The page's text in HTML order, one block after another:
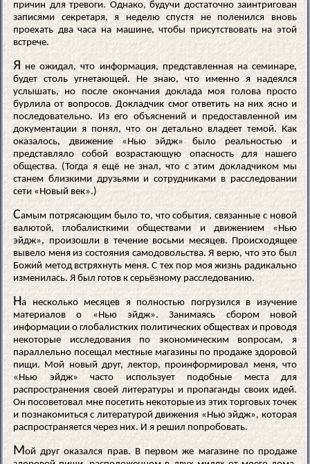
причин для тревоги. Однако, будучи достаточно заинтригован
записями секретаря, я неделю спустя не поленился вновь
проехать два часа на машине, чтобы присутствовать на этой
встрече.
Я
не ожидал, что информация, представленная на семинаре,
будет столь угнетающей. Не знаю, что именно я надеялся
услышать, но после окончания доклада моя голова просто
бурлила от вопросов. Докладчик смог ответить на них ясно и
последовательно. Из его объяснений и предоставленной им
документации я понял, что он детально владеет темой. Как
оказалось, движение «Нью эйдж» было реальностью и
представляло собой возрастающую опасность для нашего
общества. (Тогда я ещё не знал, что с этим докладчиком мы
станем близкими друзьями и сотрудниками в расследовании
сети «Новый век».)
Самым потрясающим было то, что события, связанные с новой
валютой, глобалисткими обществами и движением «Нью
эйдж», произошли в течение восьми месяцев. Происходящее
вывело меня из состояния самодовольства. Я верю, что это был
Божий метод встряхнуть меня. С тех пор моя жизнь радикально
изменилась. Я был готов к серьёзному расследованию.
На несколько месяцев я полностью погрузился в изучение
материалов о «Нью эйдж». Занимаясь сбором новой
информации о глобалистких политических обществах и проводя
некоторые исследования по экономическим вопросам, я
параллельно посещал местные магазины по продаже здоровой
пищи. Мой новый друг, лектор, проинформировал меня, что
«Нью эйдж» часто использует подобные места для
распространения своей литературы и пропаганды своих идей.
Он посоветовал мне посетить некоторые из этих торговых точек
и познакомиться с литературой движения «Нью эйдж», которая
распространяется через них. И я решил попробовать.
Мой друг оказался прав. В первом же магазине по продаже